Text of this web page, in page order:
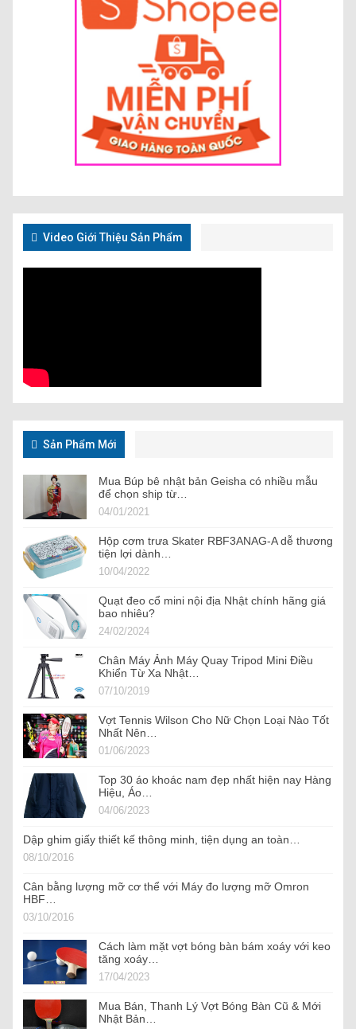
Video Giới Thiệu Sản Phẩm
Sản Phẩm Mới
Mua Búp bê nhật bản Geisha có nhiều mẫu
để chọn ship từ…
04/01/2021
Hộp cơm trưa Skater RBF3ANAG-A dễ thương
tiện lợi dành…
10/04/2022
Quạt đeo cổ mini nội địa Nhật chính hãng giá
bao nhiêu?
24/02/2024
Chân Máy Ảnh Máy Quay Tripod Mini Điều
Khiển Từ Xa Nhật…
07/10/2019
Vợt Tennis Wilson Cho Nữ Chọn Loại Nào Tốt
Nhất Nên…
01/06/2023
Top 30 áo khoác nam đẹp nhất hiện nay Hàng
Hiệu, Áo…
04/06/2023
Dập ghim giấy thiết kế thông minh, tiện dụng an toàn…
08/10/2016
Cân bằng lượng mỡ cơ thể với Máy đo lượng mỡ Omron
HBF…
03/10/2016
Cách làm mặt vợt bóng bàn bám xoáy với keo
tăng xoáy…
17/04/2023
Mua Bán, Thanh Lý Vợt Bóng Bàn Cũ & Mới
Nhật Bản…